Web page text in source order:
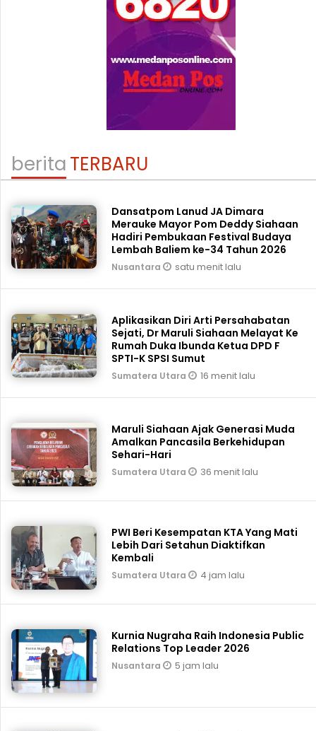
beritaTERBARU
Dansatpom Lanud JA Dimara
Merauke Mayor Pom Deddy Siahaan
Hadiri Pembukaan Festival Budaya
Lembah Baliem ke-34 Tahun 2026
Nusantara satu menit lalu
Aplikasikan Diri Arti Persahabatan
Sejati, Dr Maruli Siahaan Melayat Ke
Rumah Duka Ibunda Ketua DPD F
SPTI-K SPSI Sumut
Sumatera Utara 16 menit lalu
Maruli Siahaan Ajak Generasi Muda
Amalkan Pancasila Berkehidupan
Sehari-Hari
Sumatera Utara 36 menit lalu
PWI Beri Kesempatan KTA Yang Mati
Lebih Dari Setahun Diaktifkan
Kembali
Sumatera Utara 4 jam lalu
Kurnia Nugraha Raih Indonesia Public
Relations Top Leader 2026
Nusantara 5 jam lalu